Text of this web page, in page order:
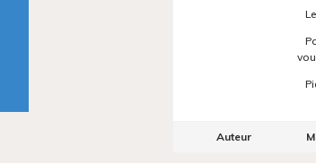
Auteur